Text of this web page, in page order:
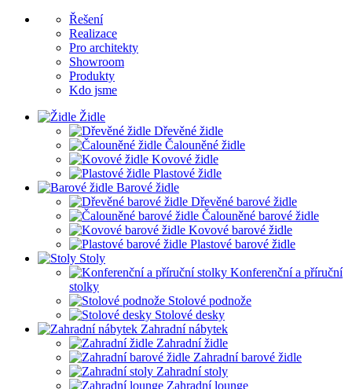
Řešení
Realizace
Pro architekty
Showroom
Produkty
Kdo jsme
Židle
Dřevěné židle
Čalouněné židle
Kovové židle
Plastové židle
Barové židle
Dřevěné barové židle
Čalouněné barové židle
Kovové barové židle
Plastové barové židle
Stoly
Konferenční a příruční
stolky
Stolové podnože
Stolové desky
Zahradní nábytek
Zahradní židle
Zahradní barové židle
Zahradní stoly
Zahradní lounge